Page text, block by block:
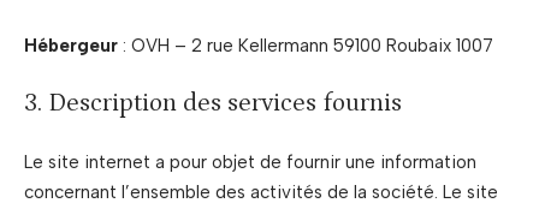
Hébergeur : OVH – 2 rue Kellermann 59100 Roubaix 1007
3. Description des services fournis
Le site internet a pour objet de fournir une information
concernant l’ensemble des activités de la société. Le site